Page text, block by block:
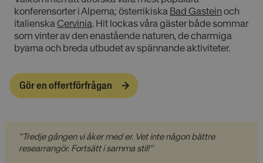
konferensorter i Alperna; österrikiska Bad Gastein och
italienskaCervinia. Hit lockas våra gäster både sommar
som vinter av den enastående naturen, de charmiga
byarna och breda utbudet av spännande aktiviteter.
Gör en offertförfrågan
"Tredje gången vi åker med er. Vet inte någon bättre
researrangör. Fortsätt i samma stil!"